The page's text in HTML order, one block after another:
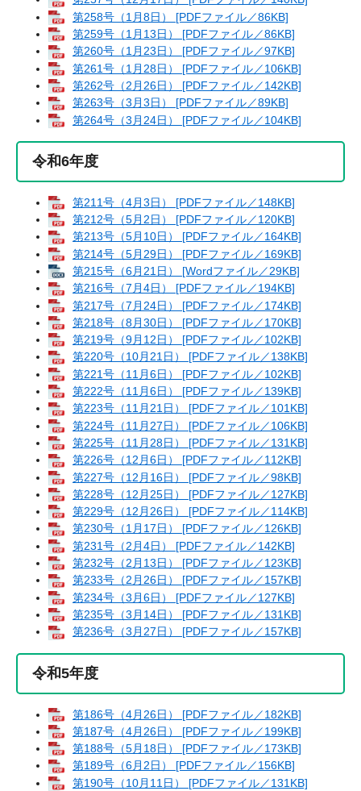
第258号（1月8日） [PDFファイル／86KB]
第259号（1月13日） [PDFファイル／86KB]
第260号（1月23日） [PDFファイル／97KB]
第261号（1月28日） [PDFファイル／106KB]
第262号（2月26日） [PDFファイル／142KB]
第263号（3月3日） [PDFファイル／89KB]
第264号（3月24日） [PDFファイル／104KB]
令和6年度
第211号（4月3日） [PDFファイル／148KB]
第212号（5月2日） [PDFファイル／120KB]
第213号（5月10日） [PDFファイル／164KB]
第214号（5月29日） [PDFファイル／169KB]
第215号（6月21日） [Wordファイル／29KB]
第216号（7月4日） [PDFファイル／194KB]
第217号（7月24日） [PDFファイル／174KB]
第218号（8月30日） [PDFファイル／170KB]
第219号（9月12日） [PDFファイル／102KB]
第220号（10月21日） [PDFファイル／138KB]
第221号（11月6日） [PDFファイル／102KB]
第222号（11月6日） [PDFファイル／139KB]
第223号（11月21日） [PDFファイル／101KB]
第224号（11月27日） [PDFファイル／106KB]
第225号（11月28日） [PDFファイル／131KB]
第226号（12月6日） [PDFファイル／112KB]
第227号（12月16日） [PDFファイル／98KB]
第228号（12月25日） [PDFファイル／127KB]
第229号（12月26日） [PDFファイル／114KB]
第230号（1月17日） [PDFファイル／126KB]
第231号（2月4日） [PDFファイル／142KB]
第232号（2月13日） [PDFファイル／123KB]
第233号（2月26日） [PDFファイル／157KB]
第234号（3月6日） [PDFファイル／127KB]
第235号（3月14日） [PDFファイル／131KB]
第236号（3月27日） [PDFファイル／157KB]
令和5年度
第186号（4月26日） [PDFファイル／182KB]
第187号（4月26日） [PDFファイル／199KB]
第188号（5月18日） [PDFファイル／173KB]
第189号（6月2日） [PDFファイル／156KB]
第190号（10月11日） [PDFファイル／131KB]